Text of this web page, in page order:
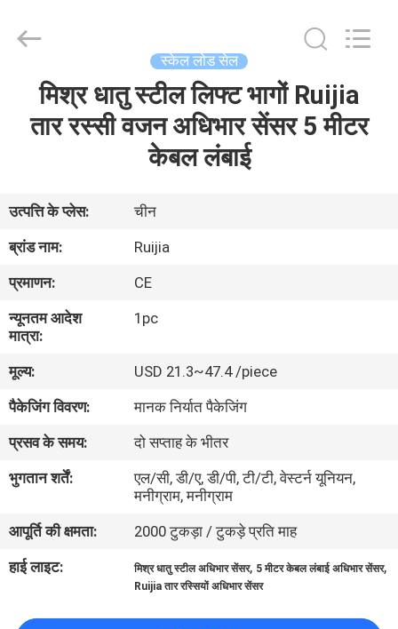
वीडियो
बारे
में
कारखाना
भ्रमण
गुणवत्ता
संपर्क
Instruments
स्केल लोड सेल
मिश्र धातु स्टील लिफ्ट भागों Ruijia
तार रस्सी वजन अधिभार सेंसर 5 मीटर
केबल लंबाई
उत्पत्ति के प्लेस:
चीन
ब्रांड नाम:
Ruijia
प्रमाणन:
CE
न्यूनतम आदेश
मात्रा:
1pc
मूल्य:
USD 21.3~47.4 /piece
पैकेजिंग विवरण:
मानक निर्यात पैकेजिंग
प्रसव के समय:
दो सप्ताह के भीतर
भुगतान शर्तें:
एल/सी, डी/ए, डी/पी, टी/टी, वेस्टर्न यूनियन,
मनीग्राम, मनीग्राम
आपूर्ति की क्षमता:
2000 टुकड़ा / टुकड़े प्रति माह
हाई लाइट:
मिश्र धातु स्टील अधिभार सेंसर, 5 मीटर केबल लंबाई अधिभार सेंसर,
Ruijia तार रस्सियों अधिभार सेंसर